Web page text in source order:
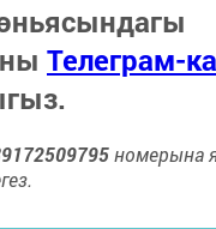
Телеграм-
номерына